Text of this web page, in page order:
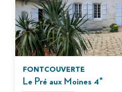
FONTCOUVERTE
Le Pré aux Moines 4*